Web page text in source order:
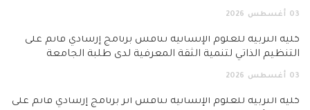
03 أغسطس 2026
كلية التربية للعلوم الإنسانية تناقش برنامج إرشادي قائم على
التنظيم الذاتي لتنمية الثقة المعرفية لدى طلبة الجامعة
03 أغسطس 2026
كلية التربية للعلوم الإنسانية تناقش أثر برنامج إرشادي قائم على